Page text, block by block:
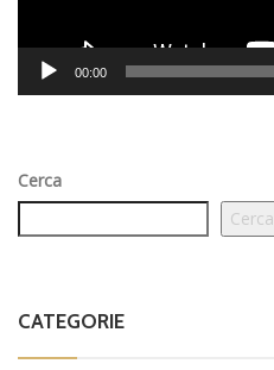
00:00
Cerca
Cerca
CATEGORIE